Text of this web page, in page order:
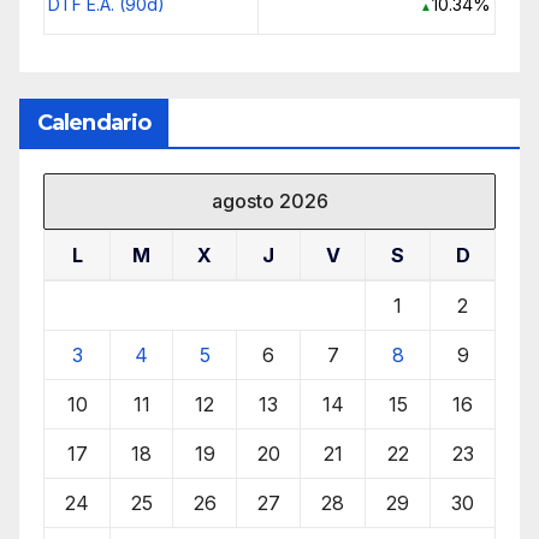
▲
Calendario
agosto 2026
L M X J V S D
1 2
3 4 5 6 7 8 9
10 11 12 13 14 15 16
17 18 19 20 21 22 23
24 25 26 27 28 29 30